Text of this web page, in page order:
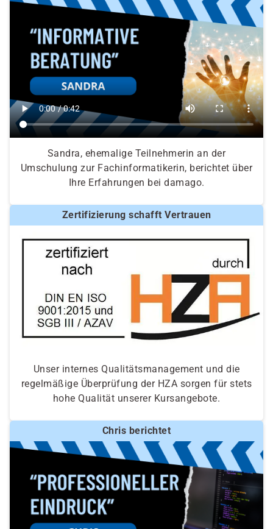
Sandra, ehemalige Teilnehmerin an der
Umschulung zur Fachinformatikerin, berichtet über
Ihre Erfahrungen bei damago.
Zertifizierung schafft Vertrauen
Unser internes Qualitätsmanagement und die
regelmäßige Überprüfung der HZA sorgen für stets
hohe Qualität unserer Kursangebote.
Chris berichtet